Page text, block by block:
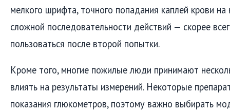
мелкого шрифта, точного попадания каплей крови
сложной последовательности действий — скорее
пользоваться после второй попытки.
Кроме того, многие пожилые люди принимают
влиять на результаты измерений. Некоторые
показания глюкометров, поэтому важно выбирать